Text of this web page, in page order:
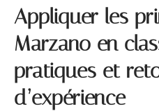
Appliquer les
Marzano en
pratiques et
d’expérience